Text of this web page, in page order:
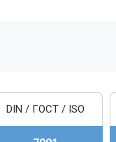
DIN / ГОСТ / ISO